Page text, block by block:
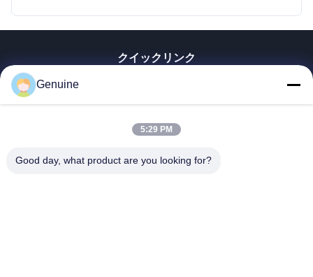
クイックリンク
企業情報
品質管理
Genuine
5:29 PM
Good day, what product are you looking for?